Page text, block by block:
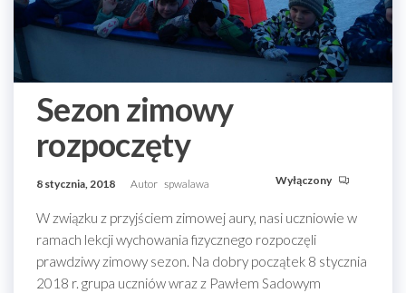
Sezon zimowy
rozpoczęty
8 stycznia, 2018 Autor spwalawa Wyłączony
W związku z przyjściem zimowej aury, nasi uczniowie w
ramach lekcji wychowania fizycznego rozpoczęli
prawdziwy zimowy sezon. Na dobry początek 8 stycznia
2018 r. grupa uczniów wraz z Pawłem Sadowym